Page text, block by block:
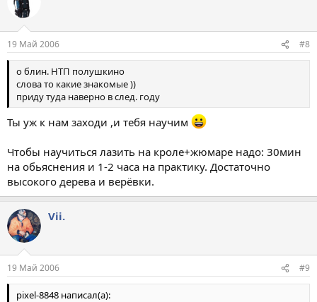
19 Май 2006 #8
о блин. НТП полушкино
слова то какие знакомые ))
приду туда наверно в след. году
Ты уж к нам заходи ,и тебя научим
Чтобы научиться лазить на кроле+жюмаре надо: 30мин
на обьяснения и 1-2 часа на практику. Достаточно
высокого дерева и верёвки.
Vii.
19 Май 2006 #9
pixel-8848 написал(а):